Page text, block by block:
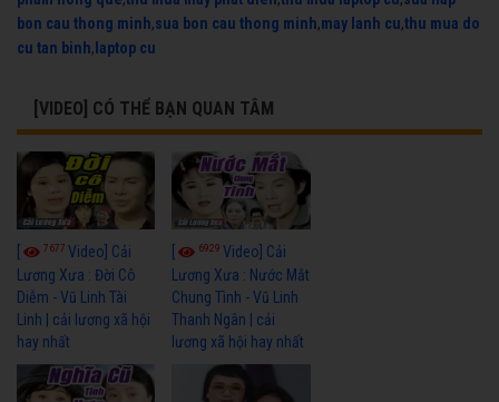
bon cau thong minh,sua bon cau thong minh,may lanh cu,thu mua do
cu tan binh, laptop cu
[VIDEO] CÓ THỂ BẠN QUAN TÂM
7677 Video] Cải
Lương Xưa : Đời Cô
Diễm - Vũ Linh Tài
Linh | cải lương xã hội
hay nhất
6929Video] Cải
Lương Xưa : Nước Mắt
Chung Tình - Vũ Linh
Thanh Ngân | cải
lương xã hội hay nhất